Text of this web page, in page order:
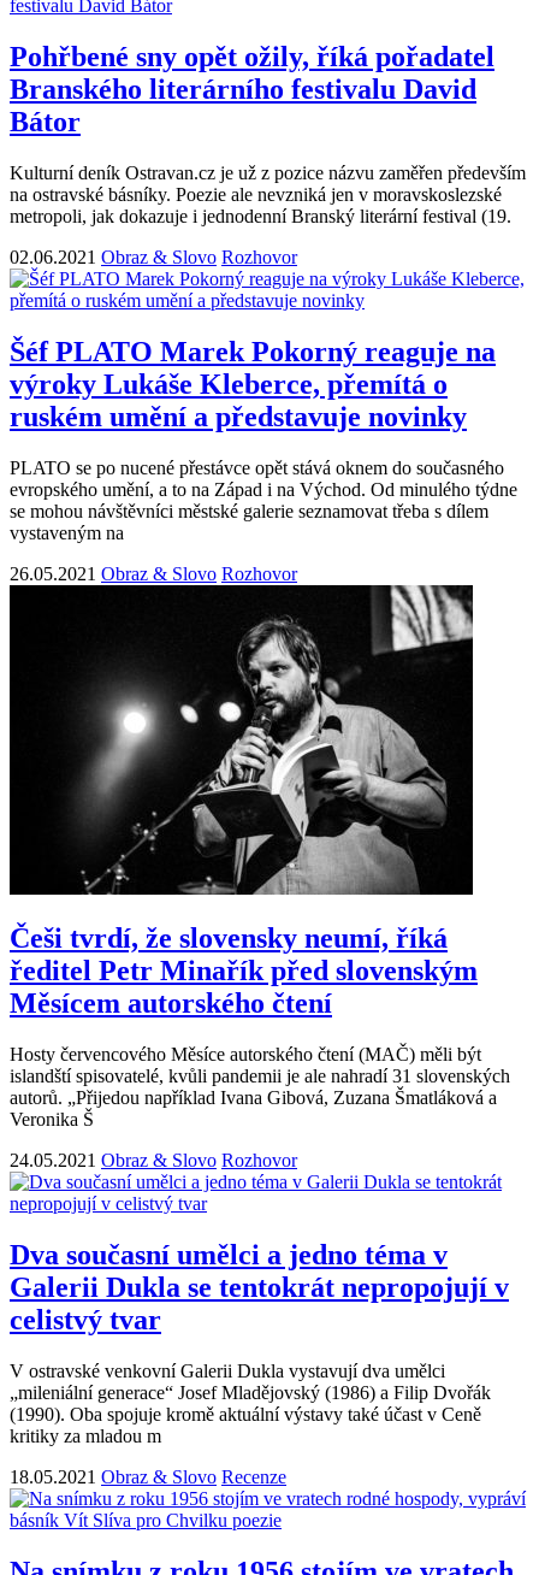
Pohřbené sny opět ožily, říká pořadatel
Branského literárního festivalu David
Bátor
Kulturní deník Ostravan.cz je už z pozice názvu zaměřen především
na ostravské básníky. Poezie ale nevzniká jen v moravskoslezské
metropoli, jak dokazuje i jednodenní Branský literární festival (19.
02.06.2021 Obraz & Slovo Rozhovor
Šéf PLATO Marek Pokorný reaguje na
výroky Lukáše Kleberce, přemítá o
ruském umění a představuje novinky
PLATO se po nucené přestávce opět stává oknem do současného
evropského umění, a to na Západ i na Východ. Od minulého týdne
se mohou návštěvníci městské galerie seznamovat třeba s dílem
vystaveným na
26.05.2021 Obraz & Slovo Rozhovor
Češi tvrdí, že slovensky neumí, říká
ředitel Petr Minařík před slovenským
Měsícem autorského čtení
Hosty červencového Měsíce autorského čtení (MAČ) měli být
islandští spisovatelé, kvůli pandemii je ale nahradí 31 slovenských
autorů. „Přijedou například Ivana Gibová, Zuzana Šmatláková a
Veronika Š
24.05.2021 Obraz & Slovo Rozhovor
Dva současní umělci a jedno téma v
Galerii Dukla se tentokrát nepropojují v
celistvý tvar
V ostravské venkovní Galerii Dukla vystavují dva umělci
„mileniální generace“ Josef Mladějovský (1986) a Filip Dvořák
(1990). Oba spojuje kromě aktuální výstavy také účast v Ceně
kritiky za mladou m
18.05.2021 Obraz & Slovo Recenze